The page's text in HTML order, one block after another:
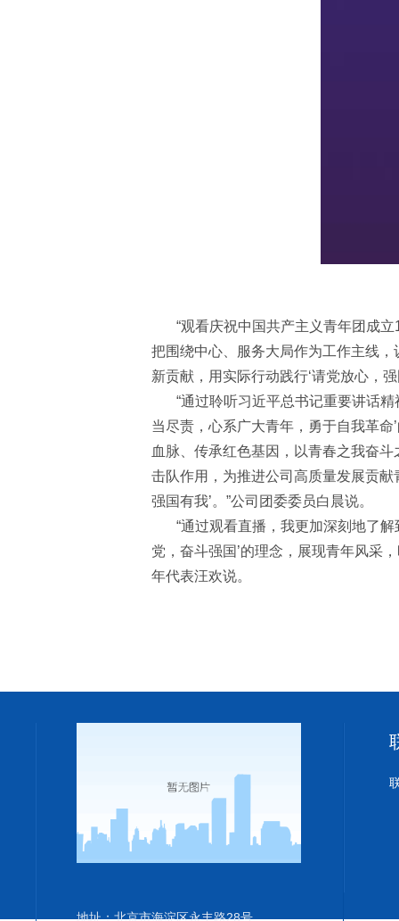
“观看庆祝中国共产主义青年团成
把围绕中心、服务大局作为工作主线
新贡献，用实际行动践行‘请党放心，
“通过聆听习近平总书记重要讲话
当尽责，心系广大青年，勇于自我革
血脉、传承红色基因，以青春之我奋
击队作用，为推进公司高质量发展贡
强国有我’。 ”公司团委委员白晨说。
“通过观看直播，我更加深刻地了解
党，奋斗强国 ’的理念，展现青年风采 ，
年代表汪欢说。
地址：北京市海淀区永丰路28号